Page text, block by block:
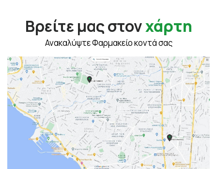
Βρείτε μας στονχάρτη
Ανακαλύψτε Φαρμακείο κοντά σας